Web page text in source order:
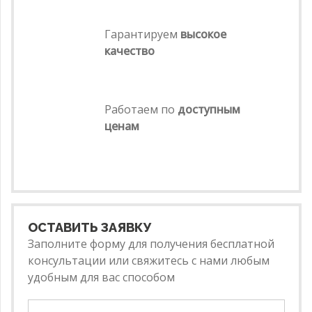
Гарантируем высокое
качество
Работаем по доступным
ценам
ОСТАВИТЬ ЗАЯВКУ
Заполните форму для получения бесплатной
консультации или свяжитесь с нами любым
удобным для вас способом